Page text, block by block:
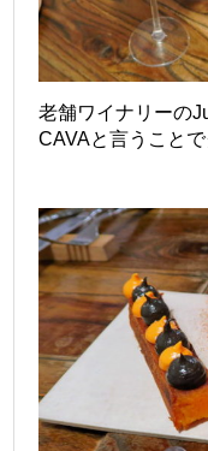
老舗ワイナリーの
CAVAと言うこと